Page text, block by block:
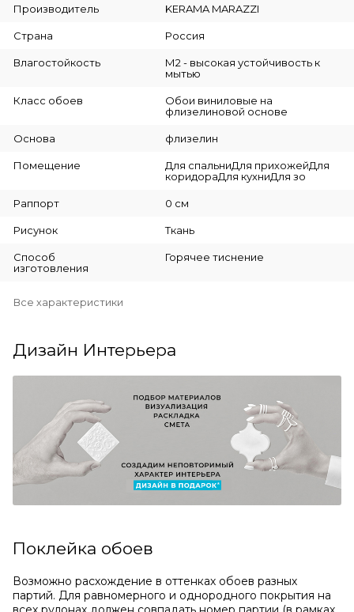
Производитель KERAMA MARAZZI
Страна Россия
Влагостойкость
М2 - высокая устойчивость к
мытью
Класс обоев
Обои виниловые на
флизелиновой основе
Основа флизелин
Помещение
Для спальниДля прихожейДля
коридораДля кухниДля зо
Раппорт 0 см
Рисунок Ткань
Способ
изготовления
Горячее тиснение
Все характеристики
Дизайн Интерьера
Поклейка обоев
Возможно расхождение в оттенках обоев разных
партий. Для равномерного и однородного покрытия на